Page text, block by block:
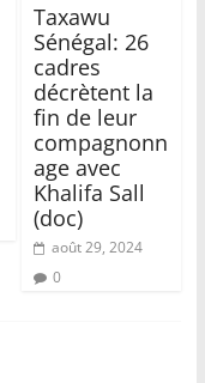
Taxawu
Sénégal: 26
cadres
décrètent la
fin de leur
compagnonn
age avec
Khalifa Sall
(doc)
août 29, 2024
0